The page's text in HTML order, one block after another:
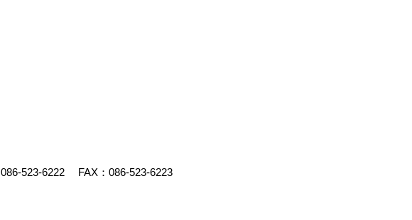
086-523-6222
FAX：086-523-6223